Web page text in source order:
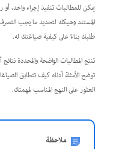
يمكن للمطالبات تنفيذ إجراء واحد،
المستند وهيكله لتحديد ما يجب
طلبك بناءً على كيفية صياغتك له.
توضح الأمثلة أدناه كيف تتطابق
العثور على النهج المناسب لمهمتك.
ملاحظة